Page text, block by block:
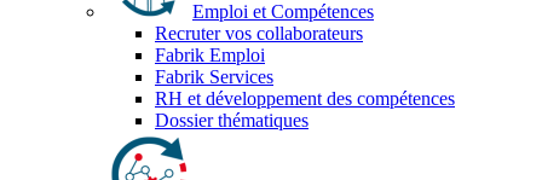
Emploi et Compétences
Recruter vos collaborateurs
Fabrik Emploi
Fabrik Services
RH et développement des compétences
Dossier thématiques